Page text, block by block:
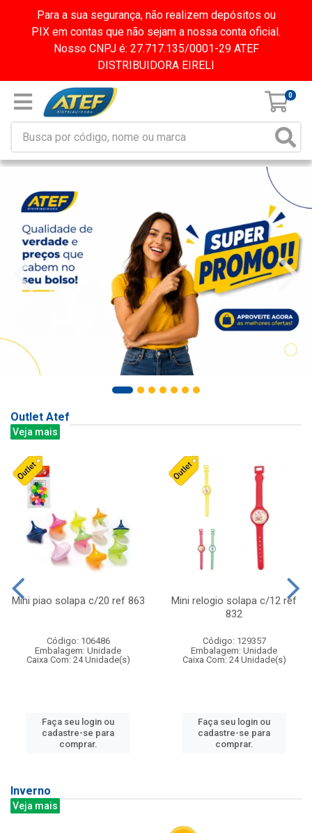
Para a sua segurança, não realizem depósitos ou
PIX em contas que não sejam a nossa conta oficial.
Nosso CNPJ é: 27.717.135/0001-29 ATEF
DISTRIBUIDORA EIRELI
0
Outlet Atef
Veja mais
Mini piao solapa c/20 ref 863
Código: 106486
Embalagem: Unidade
Caixa Com: 24 Unidade(s)
Faça seu login ou
cadastre-se para
comprar.
Mini relogio solapa c/12 ref
832
Código: 129357
Embalagem: Unidade
Caixa Com: 24 Unidade(s)
Faça seu login ou
cadastre-se para
comprar.
Inverno
Veja mais